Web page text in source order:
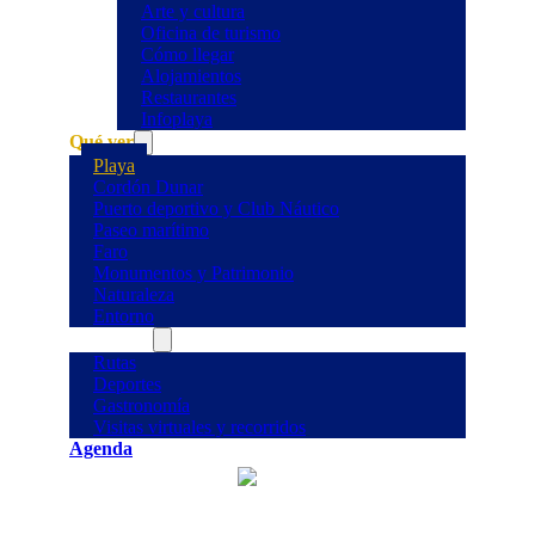
Arte y cultura
Oficina de turismo
Cómo llegar
Alojamientos
Restaurantes
Infoplaya
Qué ver
Playa
Cordón Dunar
Puerto deportivo y Club Náutico
Paseo marítimo
Faro
Monumentos y Patrimonio
Naturaleza
Entorno
Rutas
Deportes
Gastronomía
Visitas virtuales y recorridos
Agenda